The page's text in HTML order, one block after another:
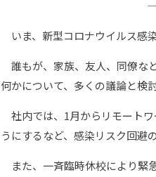
いま、新型コロナウイルス感
誰もが、家族、友人、同僚な
何かについて、多くの議論と検
社内では、1月からリモート
うにするなど、感染リスク回避
また、一斉臨時休校により緊